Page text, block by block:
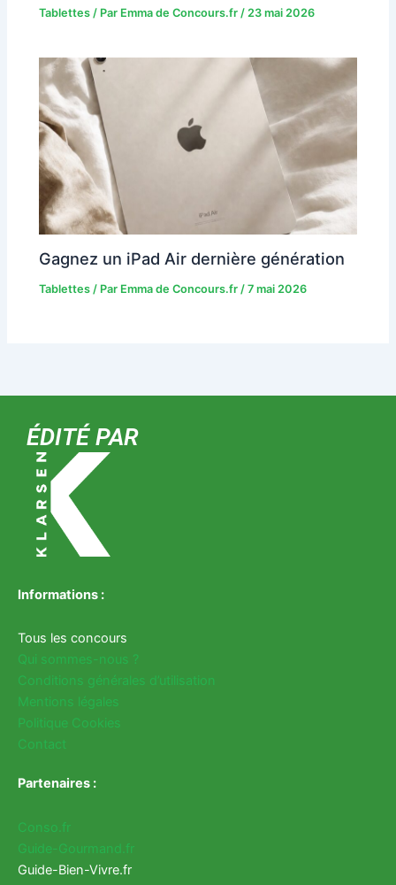
Tablettes / Par Emma de Concours.fr/23 mai 2026
Gagnez un iPad Air dernière génération
Tablettes / Par Emma de Concours.fr/7 mai 2026
ÉDITÉ PAR
Informations :
Tous les concours
Qui sommes-nous ?
Conditions générales d’utilisation
Mentions légales
Politique Cookies
Contact
Partenaires :
Conso.fr
Guide-Gourmand.fr
Guide-Bien-Vivre.fr